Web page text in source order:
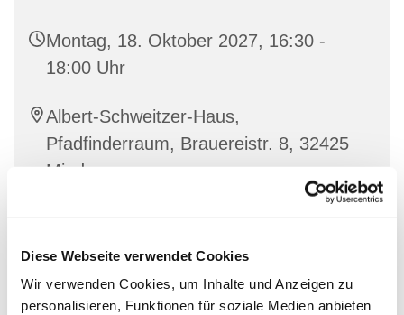
Diese Webseite verwendet Cookies
Wir verwenden Cookies, um Inhalte und Anzeigen zu
personalisieren, Funktionen für soziale Medien anbieten
Montag, 18. Oktober 2027, 16:30 -
18:00 Uhr
Albert-Schweitzer-Haus,
Pfadfinderraum, Brauereistr. 8, 32425
Minden